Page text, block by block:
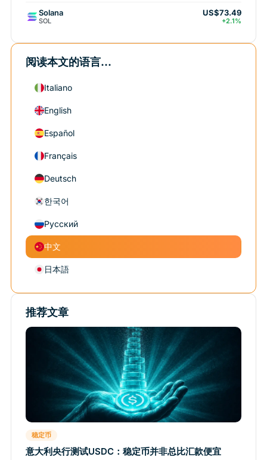
Solana
SOL
US$73.49
+2.1%
阅读本文的语言...
Italiano
English
Español
Français
Deutsch
한국어
Русский
中文
日本語
推荐文章
稳定币
意大利央行测试USDC：稳定币并非总比汇款便宜